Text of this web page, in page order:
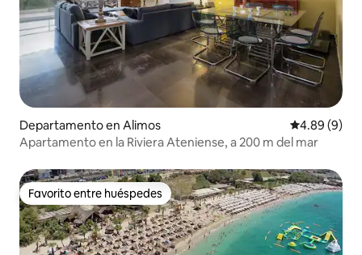
Departamento en Alimos Calificación
4.89 (9)
Apartamento en la Riviera Ateniense, a 200 m del mar
Favorito entre huéspedes
Favorito entre huéspedes